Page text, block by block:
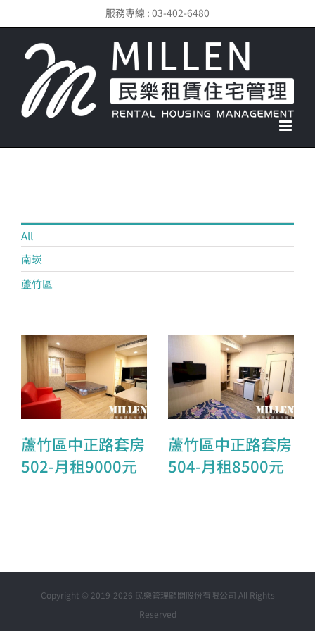
content
服務專線 : 03-402-6480
All
南崁
蘆竹區
蘆竹區中正路套
房502-月租9000
蘆竹區中正路套房
502-月租9000元
蘆竹區中正路套
房504-月租8500
蘆竹區中正路套房
504-月租8500元
Copyright © 2019-2026 民樂管理顧問股份有限公司 All Rights
Reserved